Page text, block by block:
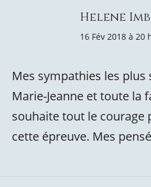
Helene
16 Fév 2018 à 20
Mes sympathies les plus
Marie-Jeanne et toute la
souhaite tout le courage
cette épreuve. Mes